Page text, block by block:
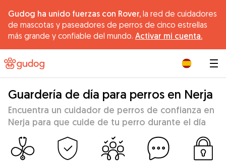
Gudog ha unido fuerzas con Rover, la red de cuidadores
de mascotas y paseadores de perros de cinco estrellas
más grande y confiable del mundo. Activar mi cuenta.
Guardería de día para perros en Nerja
Encuentra un cuidador de perros de confianza en
Nerja para que cuide de tu perro durante el día